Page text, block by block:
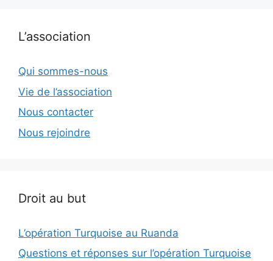
L’association
Qui sommes-nous
Vie de l’association
Nous contacter
Nous rejoindre
Droit au but
L’opération Turquoise au Ruanda
Questions et réponses sur l’opération Turquoise